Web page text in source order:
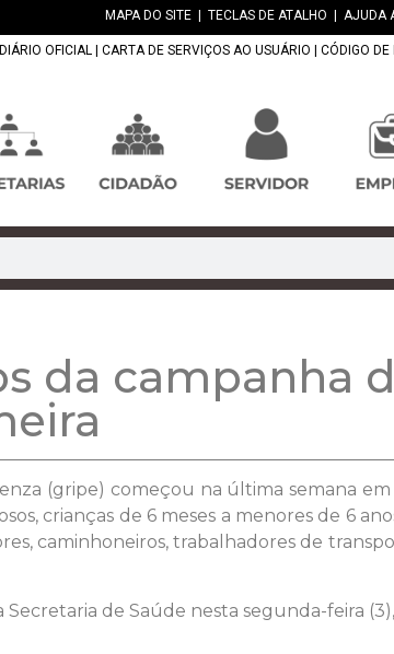
MAPA DO SITE TECLAS DE ATALHO AJUDA
DIÁRIO OFICIAL CARTA DE SERVIÇOS AO USUÁRIO CÓDIGO DE
da campanha
(gripe) começou na última semana
crianças de 6 meses a menores de 6
caminhoneiros, trabalhadores de
de Saúde nesta segunda-feira